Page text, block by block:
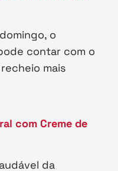
o
contar com o
mais
com Creme de
da